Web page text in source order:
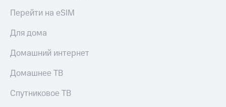
Перейти на eSIM
Для дома
Домашний интернет
Домашнее ТВ
Спутниковое ТВ